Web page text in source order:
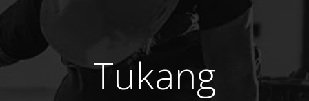
Tukang